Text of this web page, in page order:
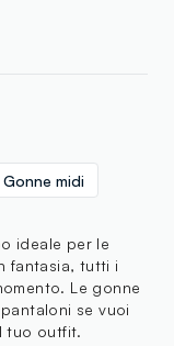
Gonne midi
ideale per le
fantasia, tutti i
Le gonne
se vuoi
tuo outfit.